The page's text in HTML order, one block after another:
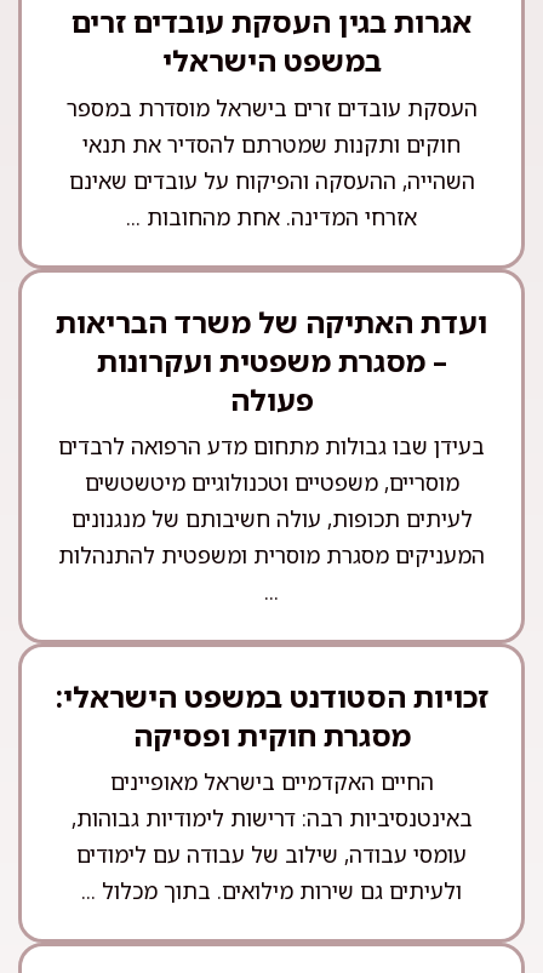
אגרות בגין העסקת עובדים זרים
במשפט הישראלי
העסקת עובדים זרים בישראל מוסדרת במספר
חוקים ותקנות שמטרתם להסדיר את תנאי
השהייה, ההעסקה והפיקוח על עובדים שאינם
אזרחי המדינה. אחת מהחובות ...
ועדת האתיקה של משרד הבריאות
– מסגרת משפטית ועקרונות
פעולה
בעידן שבו גבולות מתחום מדע הרפואה לרבדים
מוסריים, משפטיים וטכנולוגיים מיטשטשים
לעיתים תכופות, עולה חשיבותם של מנגנונים
המעניקים מסגרת מוסרית ומשפטית להתנהלות
...
זכויות הסטודנט במשפט הישראלי:
מסגרת חוקית ופסיקה
החיים האקדמיים בישראל מאופיינים
באינטנסיביות רבה: דרישות לימודיות גבוהות,
עומסי עבודה, שילוב של עבודה עם לימודים
ולעיתים גם שירות מילואים. בתוך מכלול ...